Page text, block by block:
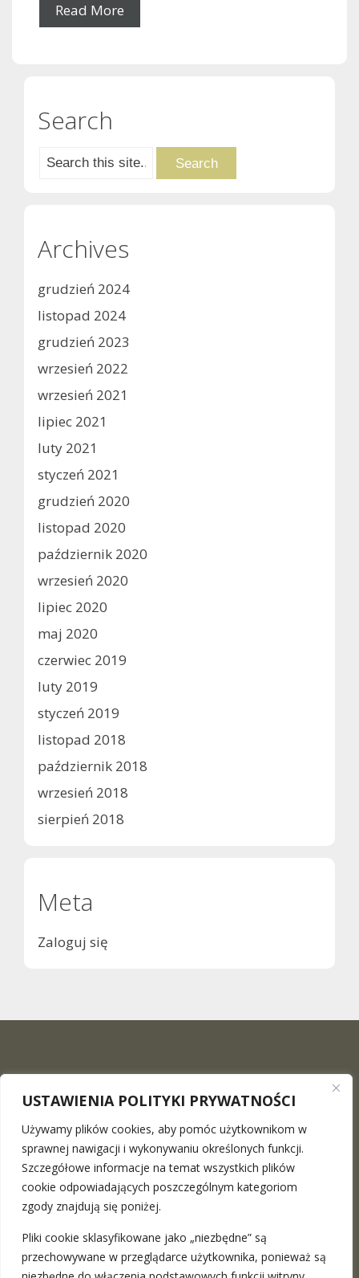
USTAWIENIA POLITYKI PRYWATNOŚCI
Używamy plików cookies, aby pomóc użytkownikom w
sprawnej nawigacji i wykonywaniu określonych funkcji.
Szczegółowe informacje na temat wszystkich plików
cookie odpowiadających poszczególnym kategoriom
zgody znajdują się poniżej.
Pliki cookie sklasyfikowane jako „niezbędne” są
przechowywane w przeglądarce użytkownika, ponieważ są
Read More
Search
Archives
grudzień 2024
listopad 2024
grudzień 2023
wrzesień 2022
wrzesień 2021
lipiec 2021
luty 2021
styczeń 2021
grudzień 2020
listopad 2020
październik 2020
wrzesień 2020
lipiec 2020
maj 2020
czerwiec 2019
luty 2019
styczeń 2019
listopad 2018
październik 2018
wrzesień 2018
sierpień 2018
Meta
Zaloguj się
The Maciej Surowiec Law Firmis a place where you can
find a professional legal advice in the full range. We provide
remote onesmore